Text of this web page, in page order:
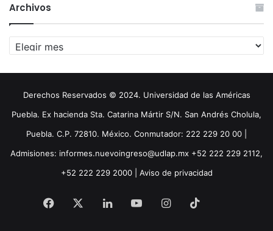
Archivos
Archivos
Derechos Reservados © 2024. Universidad de las Américas
Puebla. Ex hacienda Sta. Catarina Mártir S/N. San Andrés Cholula,
Puebla. C.P. 72810. México. Conmutador: 222 229 20 00 |
Admisiones: informes.nuevoingreso@udlap.mx +52 222 229 2112,
+52 222 229 2000 | Aviso de privacidad
Facebook LinkedInYouTubeInstagram